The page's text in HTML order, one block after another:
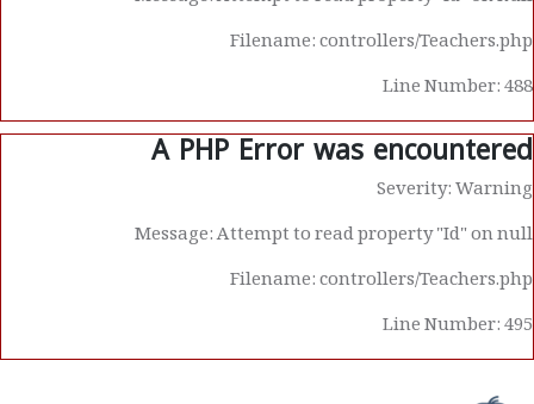
Filename: controllers/Teachers.php
Line Number: 488
A PHP Error was encountered
Severity: Warning
Message: Attempt to read property "Id" on null
Filename: controllers/Teachers.php
Line Number: 495